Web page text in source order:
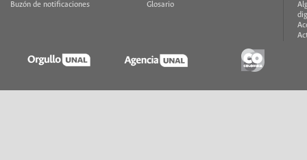
Buzón de notificaciones
Glosario